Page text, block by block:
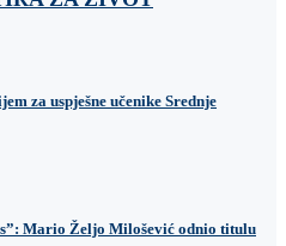
za uspješne učenike Srednje
Mario Željo Milošević odnio titulu